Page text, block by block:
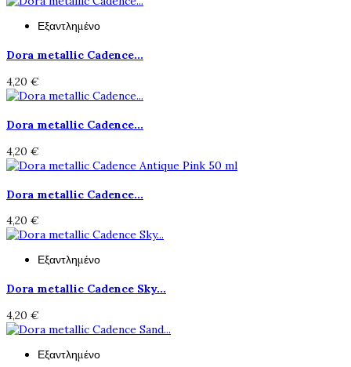
Εξαντλημένο
Dora metallic Cadence...
4,20 €
Dora metallic Cadence...
4,20 €
Dora metallic Cadence...
4,20 €
Εξαντλημένο
Dora metallic Cadence Sky...
4,20 €
Εξαντλημένο